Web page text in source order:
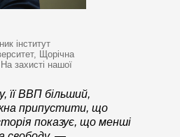
інститут
Щорічна
захисті нашої
її ВВП більший,
припустити, що
показує, що менші